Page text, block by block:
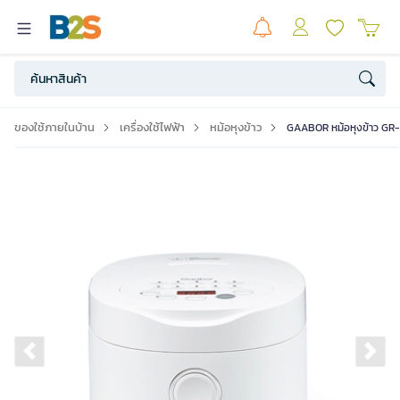
ของใช้ภายในบ้าน เครื่องใช้ไฟฟ้า หม้อหุงข้าว GAABOR หม้อหุงข้าว
Previous slide